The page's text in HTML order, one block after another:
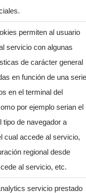
permiten al usuario
servicio con algunas
de carácter general
en función de una serie
en el terminal del
por ejemplo serian el
tipo de navegador a
cual accede al servicio,
regional desde
al servicio, etc.
servicio prestado